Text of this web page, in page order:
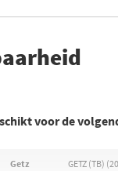
voor de
Getz GETZ (TB)